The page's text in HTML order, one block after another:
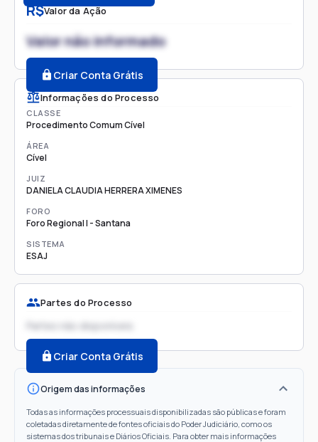
R$Valor da Ação
Valor não informado
Criar Conta Grátis
Informações do Processo
CLASSE
Procedimento Comum Cível
ÁREA
Cível
JUIZ
DANIELA CLAUDIA HERRERA XIMENES
FORO
Foro Regional I - Santana
SISTEMA
ESAJ
Partes do Processo
Partes não disponíveis
Criar Conta Grátis
Origem das informações
Todas as informações processuais disponibilizadas são públicas e foram
coletadas diretamente de fontes oficiais do Poder Judiciário, como os
sistemas dos tribunais e Diários Oficiais. Para obter mais informações